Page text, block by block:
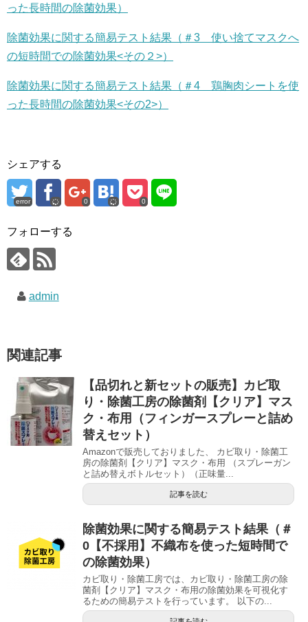
った長時間の除菌効果）
除菌効果に関する簡易テスト結果（＃3 使い捨てマスクへ
の短時間での除菌効果<その２>）
除菌効果に関する簡易テスト結果（＃4 鶏胸肉シートを使
った長時間の除菌効果<その2>）
シェアする
error 0 0
フォローする
admin
関連記事
【品切れと新セットの販売】カビ取
り・除菌工房の除菌剤【クリア】マス
ク・布用（フィンガースプレーと詰め
替えセット）
Amazonで販売しておりました、 カビ取り・除菌工
房の除菌剤【クリア】マスク・布用 （スプレーガン
と詰め替えボトルセット）（正味量...
記事を読む
除菌効果に関する簡易テスト結果（＃
0【不採用】不織布を使った短時間で
の除菌効果）
カビ取り・除菌工房では、カビ取り・除菌工房の除
菌剤【クリア】マスク・布用の除菌効果を可視化す
るための簡易テストを行っています。 以下の...